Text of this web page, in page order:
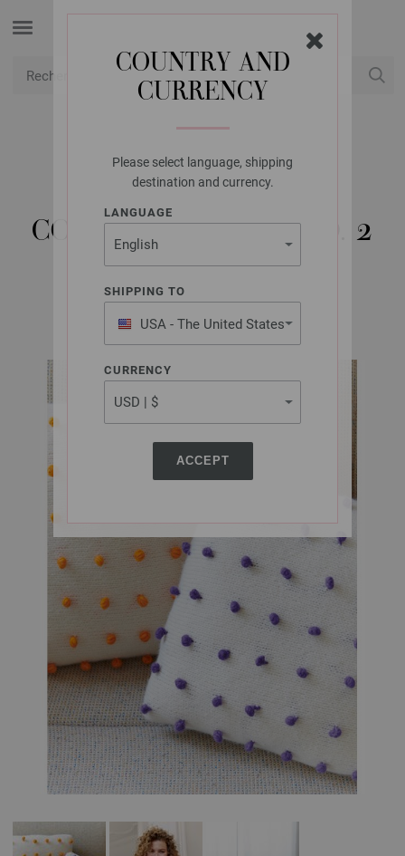
COUNTRY AND
CURRENCY
Please select language, shipping
destination and currency.
LANGUAGE
SHIPPING TO
USA - The United States
of America
CURRENCY
ACCEPT
LANA GROSSA
DEUX HOUSSES DE
COUSSIN BRIGITTE NO. 2
home No. 76 | Modèle 2 / Tricot 26 Modèle 8